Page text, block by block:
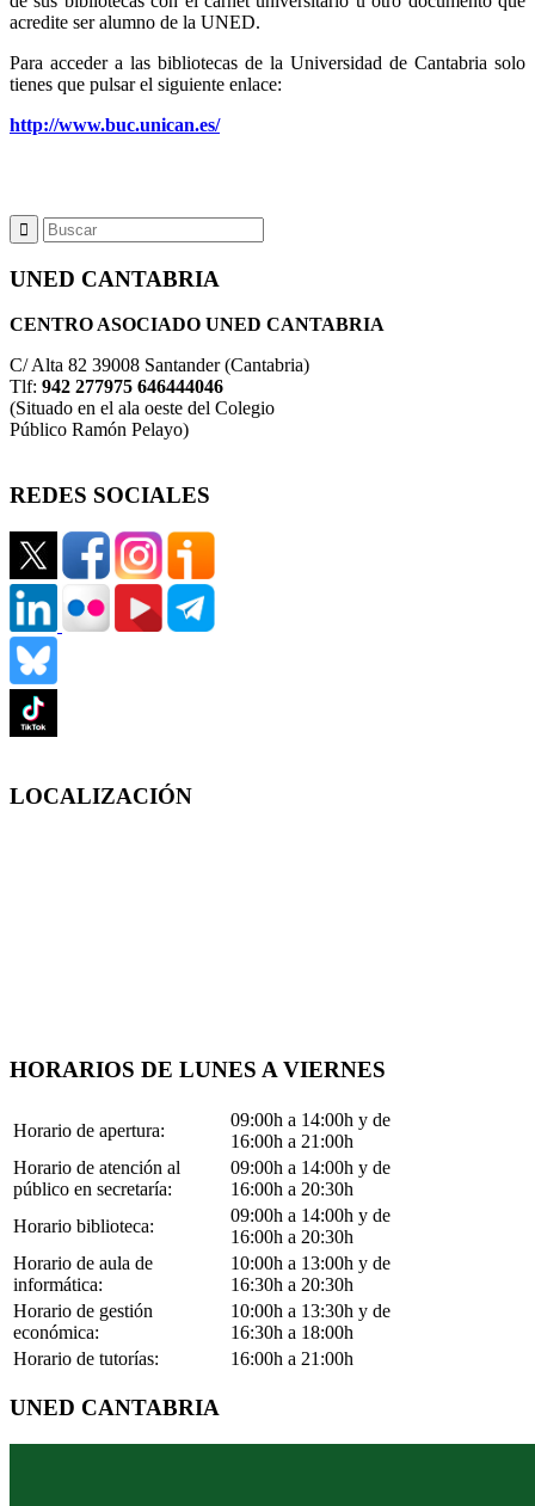
acredite ser alumno de la UNED.
Para acceder a las bibliotecas de la Universidad de Cantabria solo
tienes que pulsar el siguiente enlace:
http://www.buc.unican.es/
UNED CANTABRIA
CENTRO ASOCIADO UNED CANTABRIA
C/ Alta 82 39008 Santander (Cantabria)
Tlf: 942 277975 646444046
(Situado en el ala oeste del Colegio
Público Ramón Pelayo)
REDES SOCIALES
LOCALIZACIÓN
HORARIOS DE LUNES A VIERNES
Horario de apertura:
09:00h a 14:00h y de
16:00h a 21:00h
Horario de atención al
público en secretaría:
09:00h a 14:00h y de
16:00h a 20:30h
Horario biblioteca:
09:00h a 14:00h y de
16:00h a 20:30h
Horario de aula de
informática:
10:00h a 13:00h y de
16:30h a 20:30h
Horario de gestión
económica:
10:00h a 13:30h y de
16:30h a 18:00h
Horario de tutorías:
16:00h a 21:00h
UNED CANTABRIA